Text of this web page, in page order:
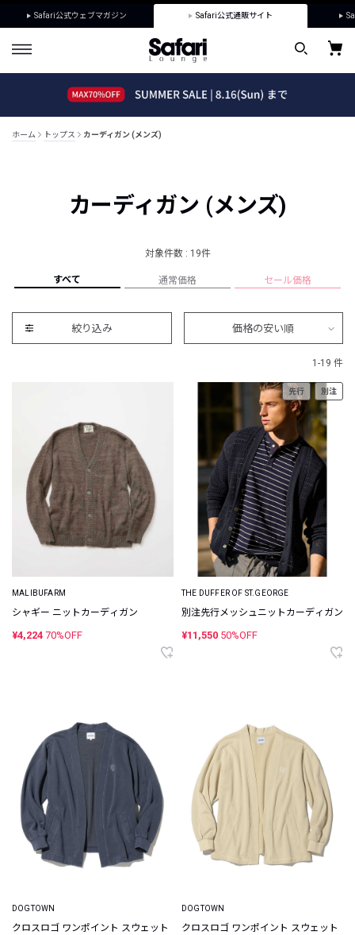
Safari公式ウェブマガジン Safari公式通販サイト
ホーム トップス カーディガン (メンズ)
カーディガン (メンズ)
対象件数 : 19件
すべて 通常価格 セール価格
絞り込み 価格の安い順
1-19 件
MALIBUFARM
シャギー ニットカーディガン
¥4,224 70%OFF
先行 別注
THE DUFFER OF ST.GEORGE
別注先行メッシュニットカーディガン
¥11,550 50%OFF
DOGTOWN
クロスロゴ ワンポイント スウェット
DOGTOWN
クロスロゴ ワンポイント スウェット